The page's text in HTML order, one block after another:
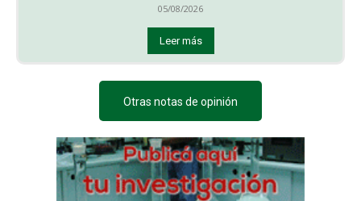
05/08/2026
Leer más
Otras notas de opinión